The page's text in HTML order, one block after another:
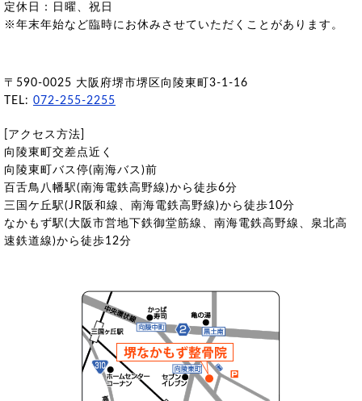
定休日：日曜、祝日
※年末年始など臨時にお休みさせていただくことがあります。
〒590-0025 大阪府堺市堺区向陵東町3-1-16
TEL: 072-255-2255
[アクセス方法]
向陵東町交差点近く
向陵東町バス停(南海バス)前
百舌鳥八幡駅(南海電鉄高野線)から徒歩6分
三国ケ丘駅(JR阪和線、南海電鉄高野線)から徒歩10分
なかもず駅(大阪市営地下鉄御堂筋線、南海電鉄高野線、泉北高
速鉄道線)から徒歩12分